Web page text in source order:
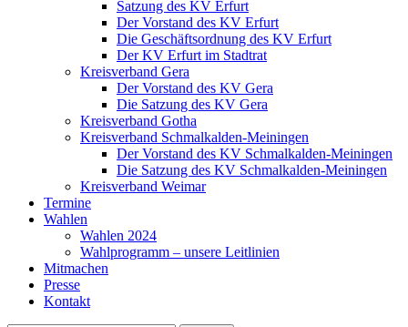
Satzung des KV Erfurt
Der Vorstand des KV Erfurt
Die Geschäftsordnung des KV Erfurt
Der KV Erfurt im Stadtrat
Kreisverband Gera
Der Vorstand des KV Gera
Die Satzung des KV Gera
Kreisverband Gotha
Kreisverband Schmalkalden-Meiningen
Der Vorstand des KV Schmalkalden-Meiningen
Die Satzung des KV Schmalkalden-Meiningen
Kreisverband Weimar
Termine
Wahlen
Wahlen 2024
Wahlprogramm – unsere Leitlinien
Mitmachen
Presse
Kontakt